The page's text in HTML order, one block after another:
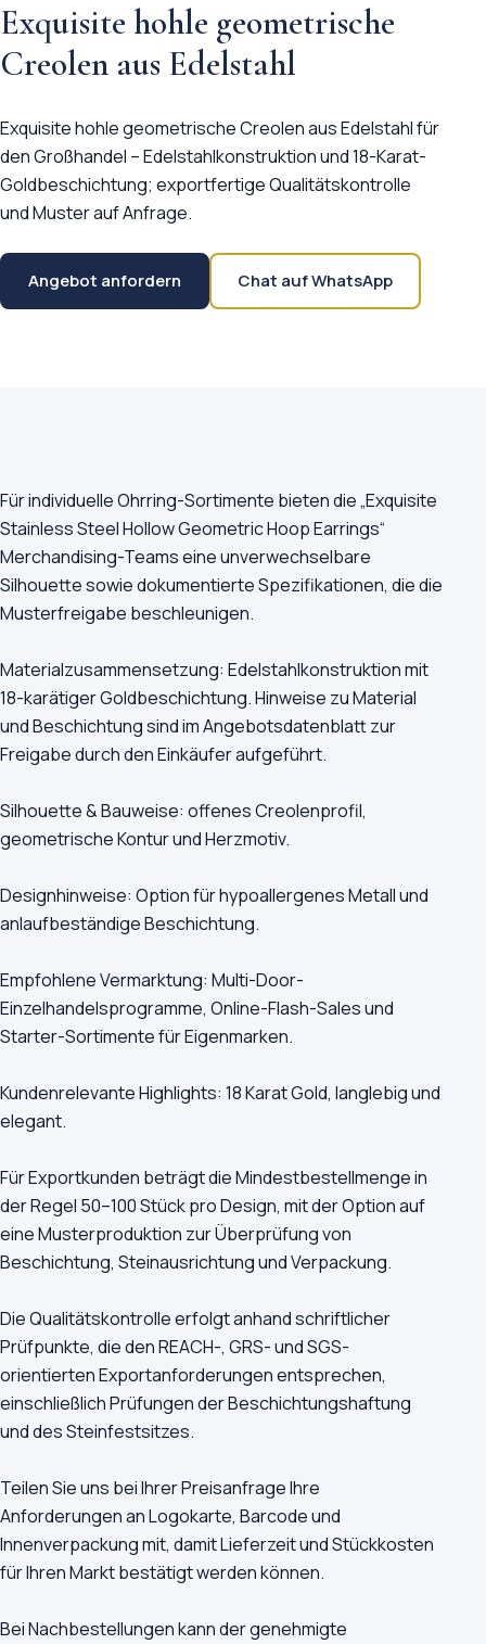
Exquisite hohle geometrische
Creolen aus Edelstahl
Exquisite hohle geometrische Creolen aus Edelstahl für
den Großhandel – Edelstahlkonstruktion und 18-Karat-
Goldbeschichtung; exportfertige Qualitätskontrolle
und Muster auf Anfrage.
Angebot anfordern Chat auf WhatsApp
Für individuelle Ohrring-Sortimente bieten die „Exquisite
Stainless Steel Hollow Geometric Hoop Earrings“
Merchandising-Teams eine unverwechselbare
Silhouette sowie dokumentierte Spezifikationen, die die
Musterfreigabe beschleunigen.
Materialzusammensetzung: Edelstahlkonstruktion mit
18-karätiger Goldbeschichtung. Hinweise zu Material
und Beschichtung sind im Angebotsdatenblatt zur
Freigabe durch den Einkäufer aufgeführt.
Silhouette & Bauweise: offenes Creolenprofil,
geometrische Kontur und Herzmotiv.
Designhinweise: Option für hypoallergenes Metall und
anlaufbeständige Beschichtung.
Empfohlene Vermarktung: Multi-Door-
Einzelhandelsprogramme, Online-Flash-Sales und
Starter-Sortimente für Eigenmarken.
Kundenrelevante Highlights: 18 Karat Gold, langlebig und
elegant.
Für Exportkunden beträgt die Mindestbestellmenge in
der Regel 50–100 Stück pro Design, mit der Option auf
eine Musterproduktion zur Überprüfung von
Beschichtung, Steinausrichtung und Verpackung.
Die Qualitätskontrolle erfolgt anhand schriftlicher
Prüfpunkte, die den REACH-, GRS- und SGS-
orientierten Exportanforderungen entsprechen,
einschließlich Prüfungen der Beschichtungshaftung
und des Steinfestsitzes.
Teilen Sie uns bei Ihrer Preisanfrage Ihre
Anforderungen an Logokarte, Barcode und
Innenverpackung mit, damit Lieferzeit und Stückkosten
für Ihren Markt bestätigt werden können.
Bei Nachbestellungen kann der genehmigte